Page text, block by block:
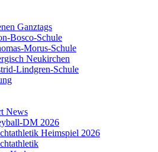
Ganztags
Bosco-Schule
Morus-Schule
Neukirchen
Lindgren-Schule
News
DM 2026
Heimspiel 2026